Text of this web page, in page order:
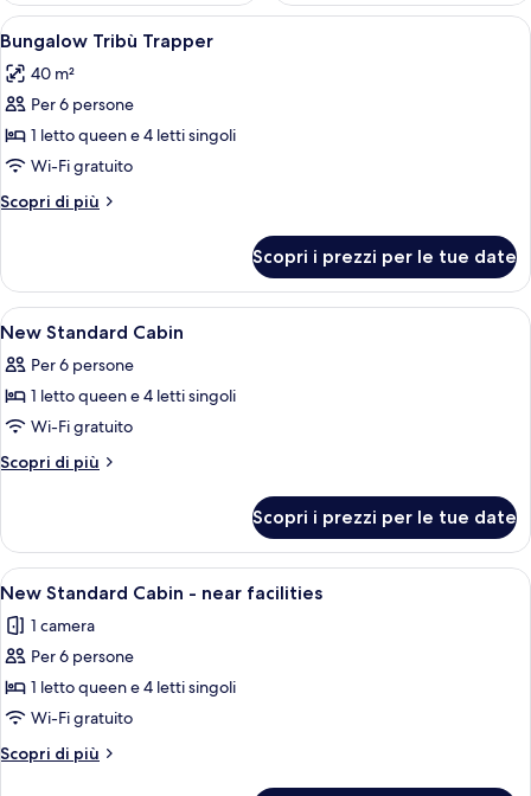
Apri
tutte
le
foto
per
Bungalow
Tribù
Trapper
Un letto rifatto con lenzuola
12
Bungalow Tribù Trapper
40 m²
Per 6 persone
1 letto queen e 4 letti singoli
Wi-Fi gratuito
Scopri di più
Altri
Tribù
Trapper
Scopri i prezzi per le tue date
Apri
tutte
le
foto
per
New
2 camere, una cassaforte in camera,
8
New Standard Cabin
Per 6 persone
1 letto queen e 4 letti singoli
Wi-Fi gratuito
Scopri di più
Altri
Standard
Cabin
Scopri i prezzi per le tue date
Apri
tutte
le
foto
per
New
Standard
Cabin
2 camere, una cassaforte in camera,
8
New Standard Cabin - near facilities
1 camera
Per 6 persone
1 letto queen e 4 letti singoli
Wi-Fi gratuito
Scopri di più
Altri